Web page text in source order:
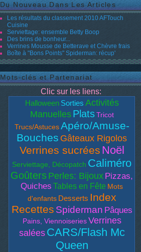
Du Nouveau Dans Les Articles
Les résultats du classement 2010 AFTouch
Cuisine
Serviettage: ensemble Betty Boop
Des brins de bonheur...
Verrines Mousse de Betterave et Chèvre frais
Boîte à "Bons Points" Spiderman: récup'
Mots-clés et Partenariat
Clic sur les liens:
Halloween Sorties Activités
Manuelles Plats Tricot
Trucs/Astuces Apéro/Amuse-
Bouches Gâteaux Rigolos
Verrines sucrées Noël
Serviettage, Décopatch Caliméro
Goûters Perles: Bijoux Pizzas,
Quiches Tables en Fête Mots
d'enfants Desserts Index
Recettes Spiderman Pâques
Pains, Viennoiseries Verrines
salées CARS/Flash Mc
Queen